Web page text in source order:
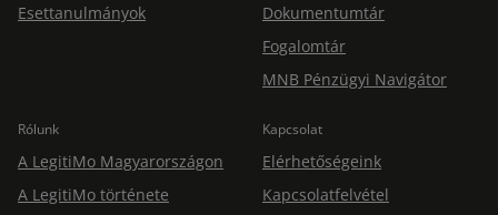
Esettanulmányok
Dokumentumtár
Fogalomtár
MNB Pénzügyi Navigátor
Rólunk
A LegitiMo Magyarországon
A LegitiMo története
Kapcsolat
Elérhetőségeink
Kapcsolatfelvétel